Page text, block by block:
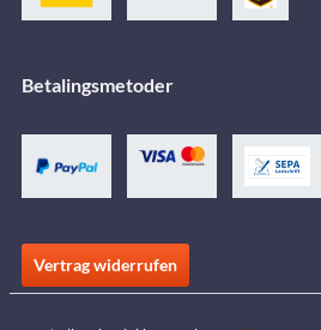
Betalingsmetoder
Vertrag widerrufen